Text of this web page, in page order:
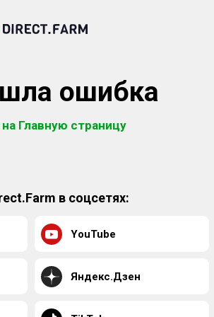
ошибка
Главную страницу
в соцсетях:
YouTube
Яндекс.Дзен